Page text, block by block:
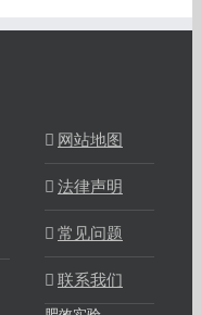
网站地图
法律声明
常见问题
联系我们